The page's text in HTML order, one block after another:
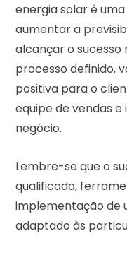
energia solar é
aumentar a
alcançar o
processo definido,
positiva para o
equipe de vendas e
negócio.
Lembre-se que o
qualificada,
implementação de
adaptado às